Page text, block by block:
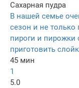
Сахарная пудра
В нашей семье
сезон и не
пироги и пирожки
приготовить
45 мин
1
5.0